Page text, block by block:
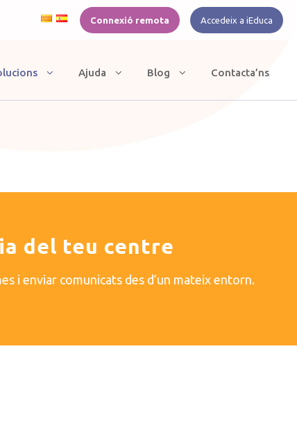
Connexió remota Accedeix a iEduca
Ajuda Blog Contacta’ns
del teu centre
i enviar comunicats des d’un mateix entorn.